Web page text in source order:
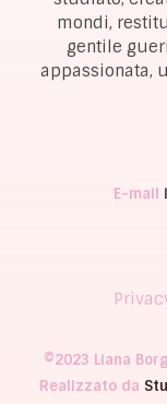
mondi,
gentile
appassionata,
E-mail
©2023 Liana
Realizzato da